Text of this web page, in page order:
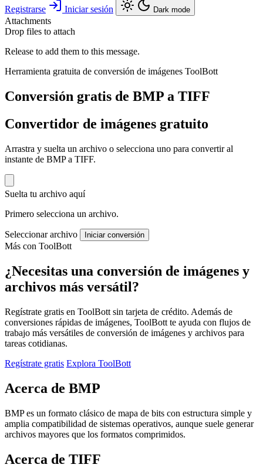
Registrarse Iniciar sesión Dark mode
Attachments
Drop files to attach
Release to add them to this message.
Herramienta gratuita de conversión de imágenes ToolBott
Conversión gratis de BMP a TIFF
Convertidor de imágenes gratuito
Arrastra y suelta un archivo o selecciona uno para convertir al
instante de BMP a TIFF.
Suelta tu archivo aquí
Primero selecciona un archivo.
Seleccionar archivo Iniciar conversión
Más con ToolBott
¿Necesitas una conversión de imágenes y
archivos más versátil?
Regístrate gratis en ToolBott sin tarjeta de crédito. Además de
conversiones rápidas de imágenes, ToolBott te ayuda con flujos de
trabajo más versátiles de conversión de imágenes y archivos para
tareas cotidianas.
Regístrate gratis Explora ToolBott
Acerca de BMP
BMP es un formato clásico de mapa de bits con estructura simple y
amplia compatibilidad de sistemas operativos, aunque suele generar
archivos mayores que los formatos comprimidos.
Acerca de TIFF